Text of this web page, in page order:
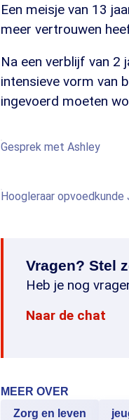
Een meisje van 13
meer vertrouwen
Na een verblijf van 2
intensieve vorm van
ingevoerd moeten
Gesprek met Ashley
Hoogleraar opvoedkunde
Vragen? Stel
Heb je nog
Naar de chat
MEER OVER
Zorg en leven